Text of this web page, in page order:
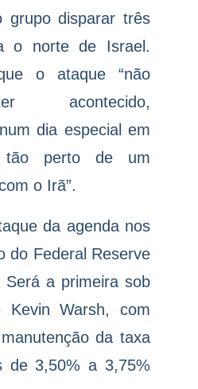
grupo disparar três
o norte de Israel.
o ataque “não
acontecido,
dia especial em
tão perto de um
o Irã”.
da agenda nos
do Federal Reserve
Será a primeira sob
Kevin Warsh, com
da taxa
de 3,50% a 3,75%